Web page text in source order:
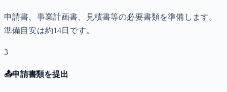
申請書、事業計画書、見積書等の必要書類を準備します。
準備目安は約14日です。
3
📤申請書類を提出